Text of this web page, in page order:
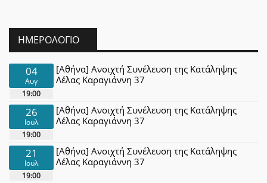
ΗΜΕΡΟΛΌΓΙΟ
04
Αυγ
19:00
[Αθήνα] Ανοιχτή Συνέλευση της Κατάληψης
Λέλας Καραγιάννη 37
26
Ιουλ
19:00
[Αθήνα] Ανοιχτή Συνέλευση της Κατάληψης
Λέλας Καραγιάννη 37
21
Ιουλ
19:00
[Αθήνα] Ανοιχτή Συνέλευση της Κατάληψης
Λέλας Καραγιάννη 37